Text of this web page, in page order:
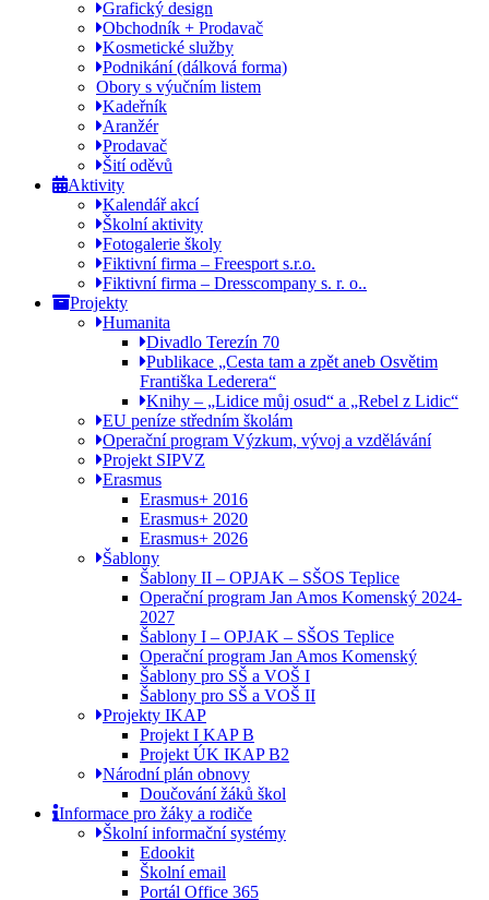
Grafický design
Obchodník + Prodavač
Kosmetické služby
Podnikání (dálková forma)
Obory s výučním listem
Kadeřník
Aranžér
Prodavač
Šití oděvů
Aktivity
Kalendář akcí
Školní aktivity
Fotogalerie školy
Fiktivní firma – Freesport s.r.o.
Fiktivní firma – Dresscompany s. r. o..
Projekty
Humanita
Divadlo Terezín 70
Publikace „Cesta tam a zpět aneb Osvětim
Františka Lederera“
Knihy – „Lidice můj osud“ a „Rebel z Lidic“
EU peníze středním školám
Operační program Výzkum, vývoj a vzdělávání
Projekt SIPVZ
Erasmus
Erasmus+ 2016
Erasmus+ 2020
Erasmus+ 2026
Šablony
Šablony II – OPJAK – SŠOS Teplice
Operační program Jan Amos Komenský 2024-
2027
Šablony I – OPJAK – SŠOS Teplice
Operační program Jan Amos Komenský
Šablony pro SŠ a VOŠ I
Šablony pro SŠ a VOŠ II
Projekty IKAP
Projekt I KAP B
Projekt ÚK IKAP B2
Národní plán obnovy
Doučování žáků škol
Informace pro žáky a rodiče
Školní informační systémy
Edookit
Školní email
Portál Office 365